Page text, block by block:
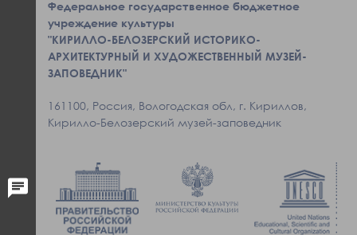
Федеральное государственное бюджетное
учреждение культуры
"КИРИЛЛО-БЕЛОЗЕРСКИЙ ИСТОРИКО-
АРХИТЕКТУРНЫЙ И ХУДОЖЕСТВЕННЫЙ МУЗЕЙ-
ЗАПОВЕДНИК"
161100, Россия, Вологодская обл, г. Кириллов,
Кирилло-Белозерский музей-заповедник